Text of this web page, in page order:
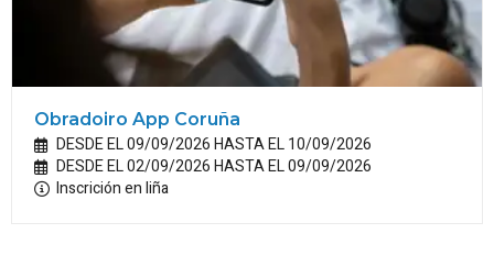
Obradoiro App Coruña
DESDE EL 09/09/2026 HASTA EL 10/09/2026
DESDE EL 02/09/2026 HASTA EL 09/09/2026
Inscrición en liña